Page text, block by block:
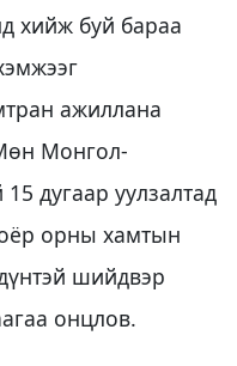
хийж буй бараа
ажиллана
Монгол-
дугаар уулзалтад
орны хамтын
шийдвэр
онцлов.